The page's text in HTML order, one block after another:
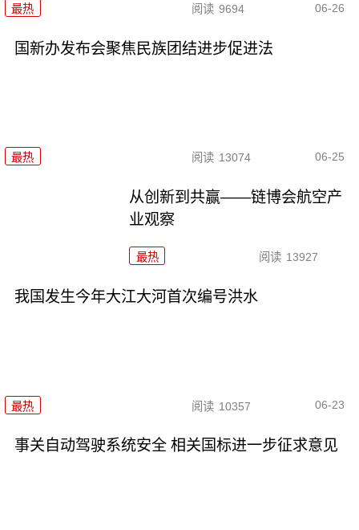
最热 阅读 9694 06-26
国新办发布会聚焦民族团结进步促进法
最热 阅读 13074 06-25
从创新到共赢——链博会航空产
业观察
最热 阅读 13927
我国发生今年大江大河首次编号洪水
最热 阅读 10357 06-23
事关自动驾驶系统安全 相关国标进一步征求意见